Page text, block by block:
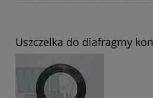
Uszczelka do diafragmy